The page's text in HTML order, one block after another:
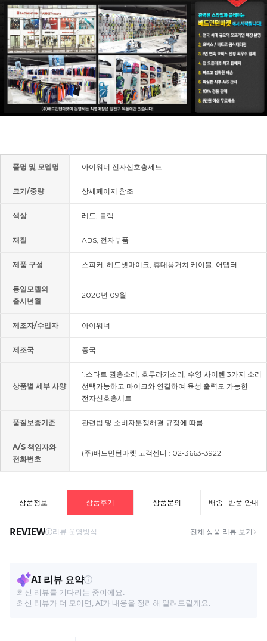
품명 및 모델명 아이워너 전자신호총세트
크기/중량 상세페이지 참조
색상 레드, 블랙
재질 ABS, 전자부품
제품 구성 스피커, 헤드셋마이크, 휴대용거치 케이블, 어댑터
동일모델의
출시년월
2020년 09월
제조자/수입자 아이워너
제조국 중국
상품별 세부 사양
1.스타트 권총소리, 호루라기소리, 수영 사이렌 3가지 소리
선택가능하고 마이크와 연결하여 육성 출력도 가능한
전자신호총세트
품질보증기준 관련법 및 소비자분쟁해결 규정에 따름
A/S 책임자와
전화번호
(주)배드민턴마켓 고객센터 : 02-3663-3922
상품정보 상품후기 상품문의 배송 · 반품 안내